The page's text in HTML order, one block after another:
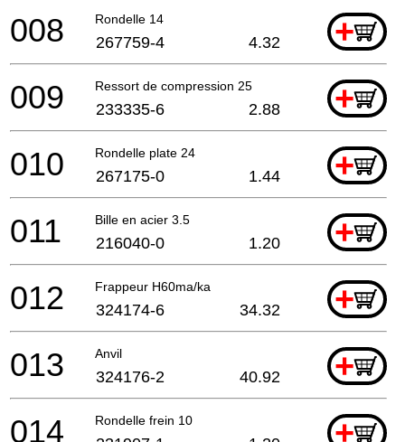
Rondelle 14 +
008 267759-4 4.32
Ressort de compression 25 +
009 233335-6 2.88
Rondelle plate 24 +
010 267175-0 1.44
Bille en acier 3.5 +
011 216040-0 1.20
Frappeur H60ma/ka +
012 324174-6 34.32
Anvil +
013 324176-2 40.92
Rondelle frein 10 +
014